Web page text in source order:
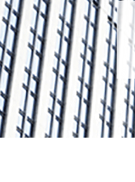
ャ
ン
プ
ン
ツ
で
す